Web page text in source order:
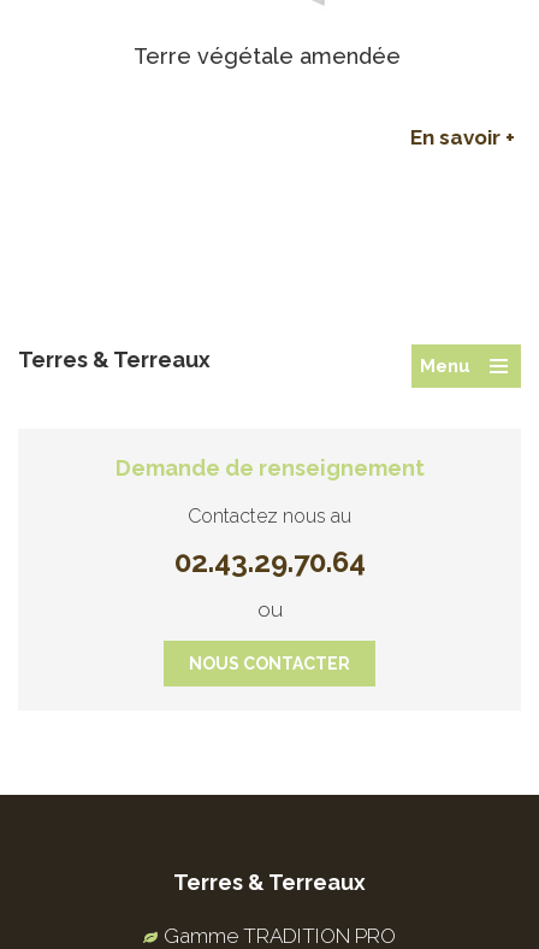
Terre végétale amendée
En savoir +
Terres & Terreaux Menu
Demande de renseignement
Contactez nous au
02.43.29.70.64
ou
NOUS CONTACTER
Terres & Terreaux
Gamme TRADITION PRO